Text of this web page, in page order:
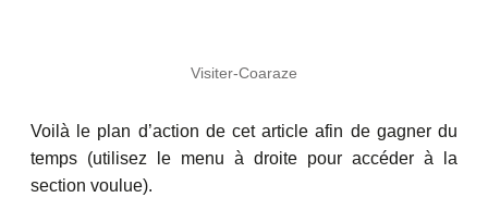
Visiter-Coaraze
Voilà le plan d’action de cet article afin de gagner du
temps (utilisez le menu à droite pour accéder à la
section voulue).